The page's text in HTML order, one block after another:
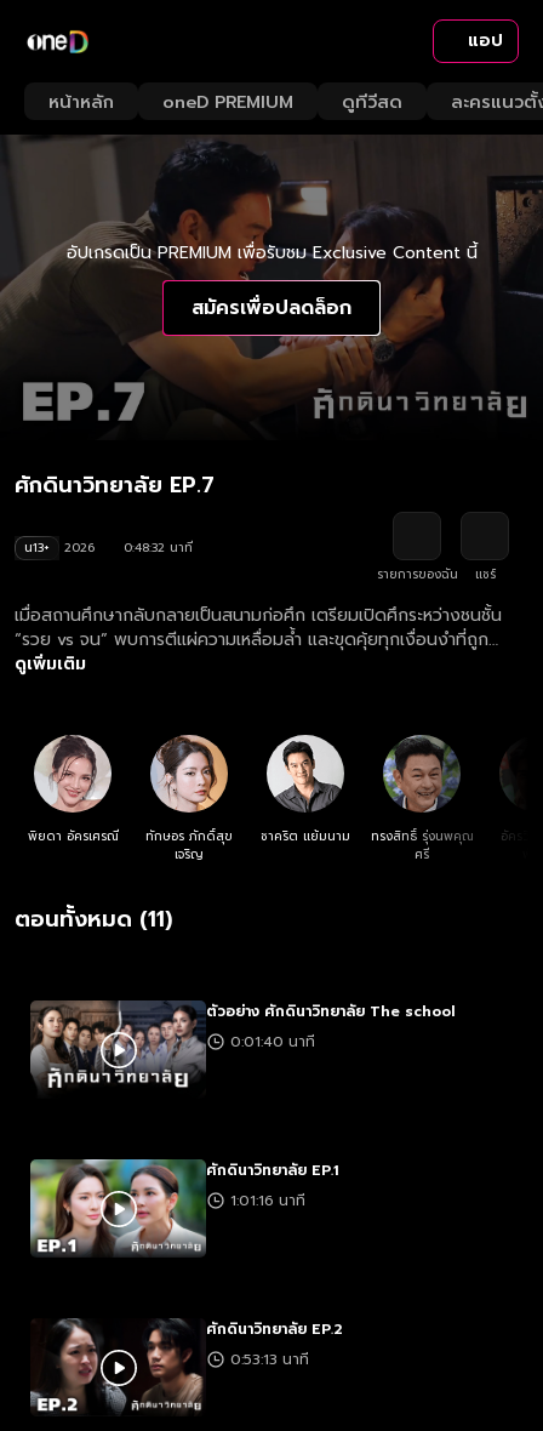
แอป
หน้าหลัก oneD PREMIUM ดูทีวีสด ละครแนวตั้
อัปเกรดเป็น PREMIUM เพื่อรับชม Exclusive Content นี้
สมัครเพื่อปลดล็อก
ศักดินาวิทยาลัย EP.7
น13+ 2026
0:48:32 นาที
รายการของฉัน
แชร์
เมื่อสถานศึกษากลับกลายเป็นสนามก่อศึก เตรียมเปิดศึกระหว่างชนชั้น
“รวย vs จน” พบการตีแผ่ความเหลื่อมล้ำ และขุดคุ้ยทุกเงื่อนงำที่ถูก
ซุกซ่อน นำแสดงโดยทีมนักแสดงโดย แอฟ ทักษอร, อ้อม พิยดา,
วา, ปาว ปวรดา, แฟร์รี่ กิรณา, บูม สหรัฐ, ทีม สุธีมนต์, ธรรศ ตันหยง
มาศ
ดูเพิ่มเติม
พิยดา อัครเศรณี
ทักษอร ภักดิ์สุข
เจริญ
ชาคริต แย้มนาม
ทรงสิทธิ์ รุ่งนพคุณ
ศรี
อัครวิ
ตอนทั้งหมด (11)
ตัวอย่าง ศักดินาวิทยาลัย The school
0:01:40 นาที
ศักดินาวิทยาลัย EP.1
1:01:16 นาที
ศักดินาวิทยาลัย EP.2
0:53:13 นาที